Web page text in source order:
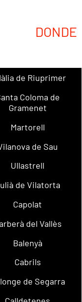
DONDE
de Riuprimer
Coloma de
Gramenet
Martorell
de Sau
Ullastrell
de Vilatorta
Capolat
del Vallès
Balenyà
Cabrils
de Segarra